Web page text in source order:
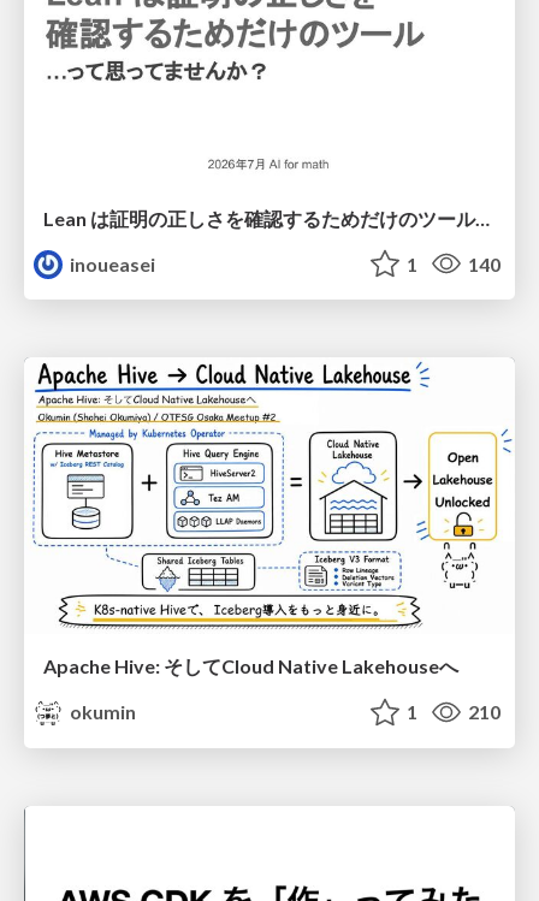
Lean は証明の正しさを確認するためだけのツールって思ってませんか？
inoueasei
1 140
Apache Hive: そしてCloud Native Lakehouseへ
okumin
1 210